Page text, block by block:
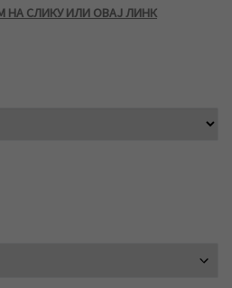
НА СЛИКУ ИЛИ ОВАЈ ЛИНК